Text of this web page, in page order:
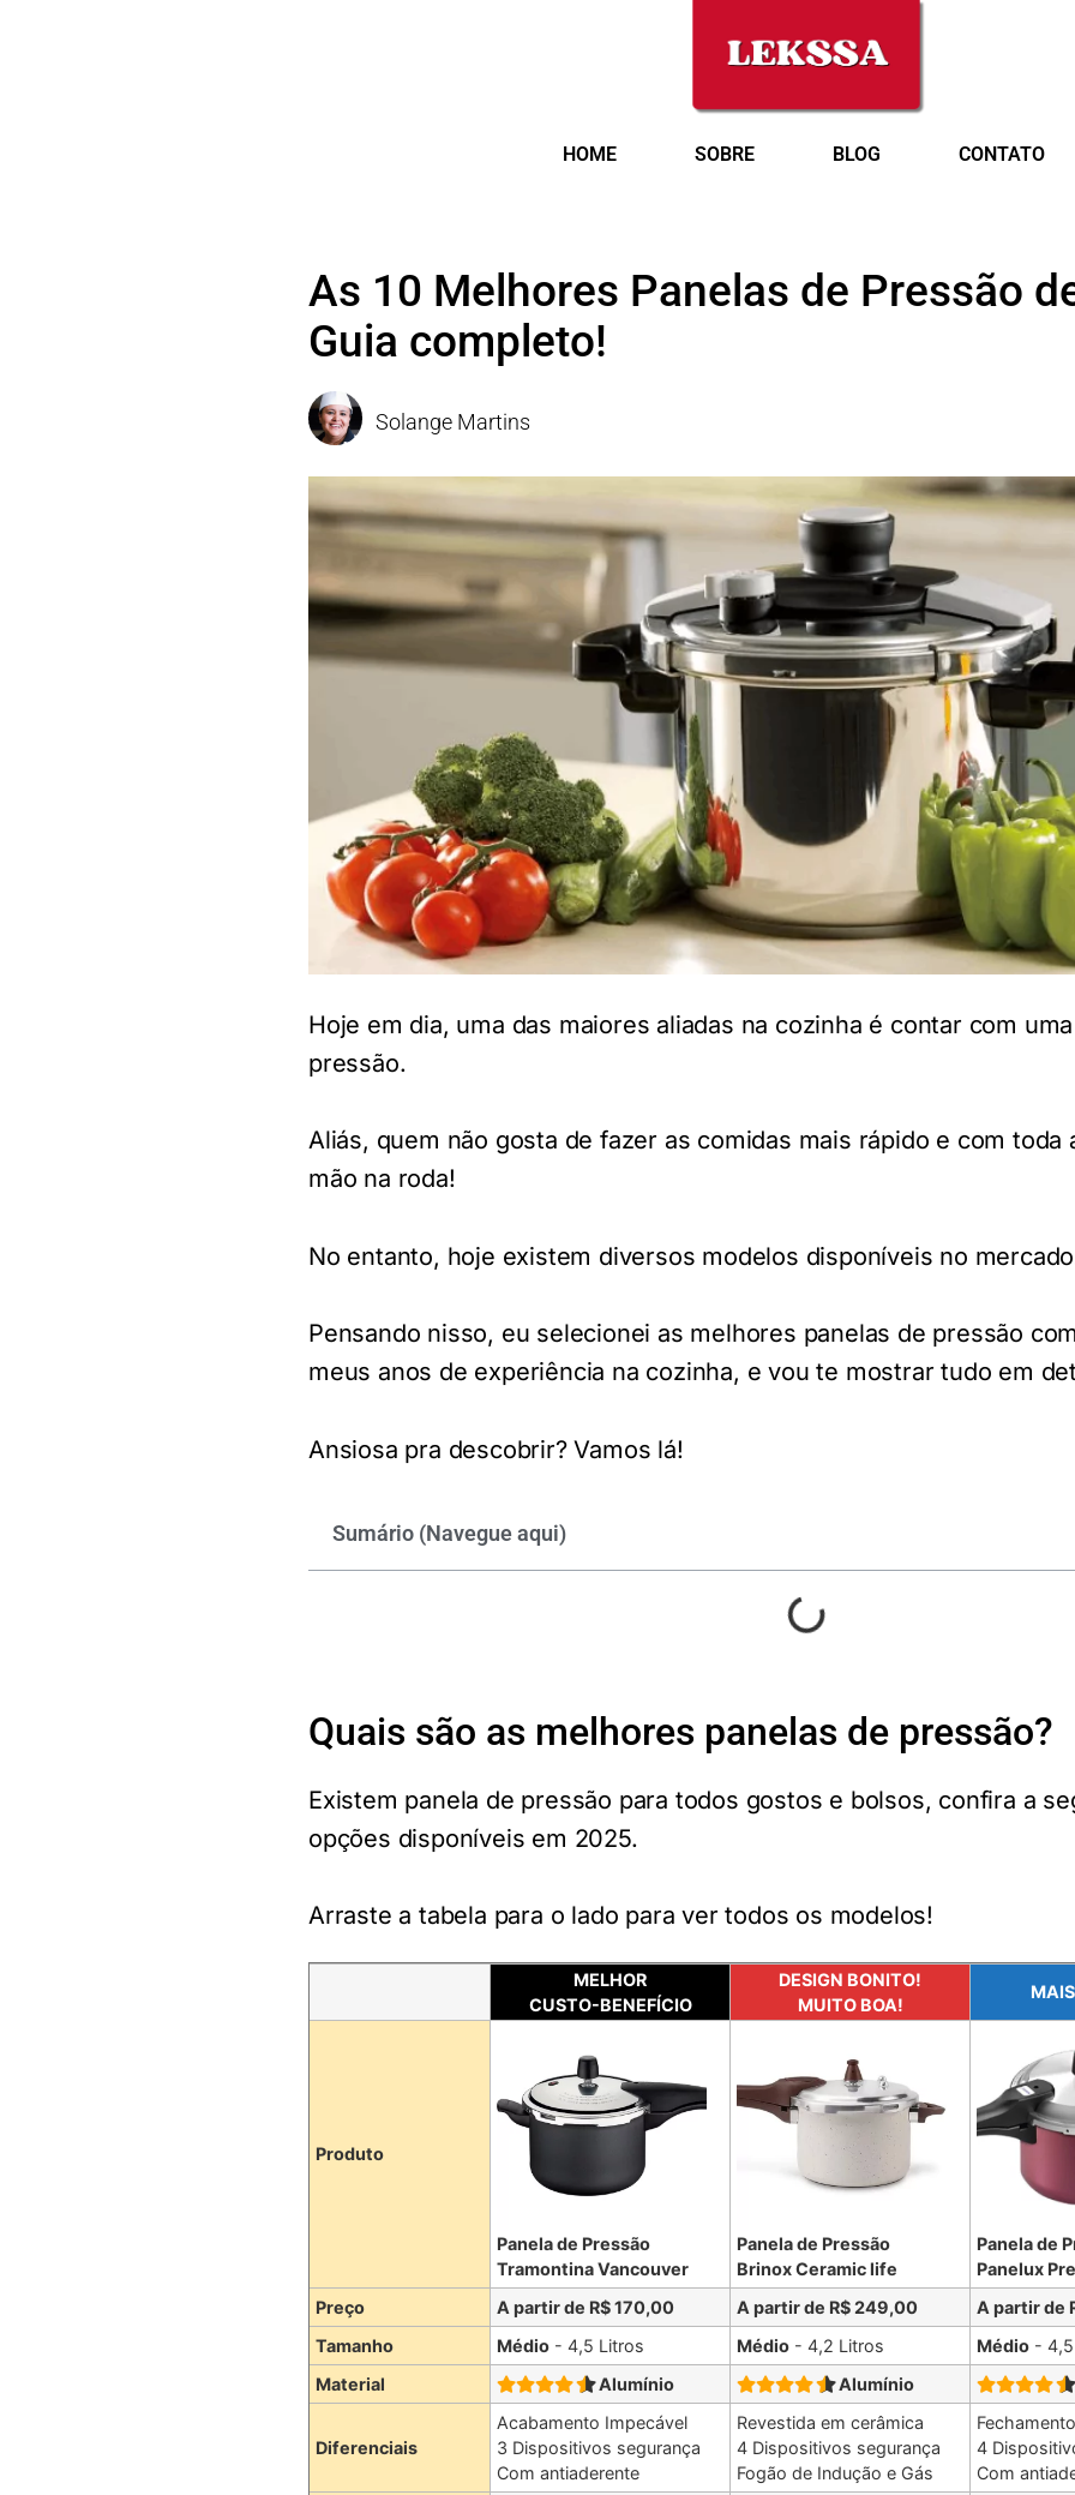
HOME SOBRE BLOG CONTATO
As 10 Melhores Panelas de Pressão
Guia completo!
Solange Martins
Hoje em dia, uma das maiores aliadas na cozinha é contar com
pressão.
Aliás, quem não gosta de fazer as comidas mais rápido e com toda
mão na roda!
No entanto, hoje existem diversos modelos disponíveis no
Pensando nisso, eu selecionei as melhores panelas de pressão
meus anos de experiência na cozinha, e vou te mostrar tudo em
Ansiosa pra descobrir?Vamos lá!
Sumário (Navegue aqui)
Quais são as melhores panelas de pressão?
Existem panela de pressão para todos gostos e bolsos, confira a
opções disponíveis em 2025.
Arraste a tabela para o lado para ver todos os modelos!
MELHOR
CUSTO-BENEFÍCIO
DESIGN BONITO!
MUITO BOA!
Produto
Panela de Pressão
Tramontina Vancouver
Panela de Pressão
Brinox Ceramic life
Panela de
Panelux
Preço
A partir de R$ 170,00 A partir de R$ 249,00 A partir de
Tamanho
Médio - 4,5 Litros Médio - 4,2 Litros Médio -
Material
Alumínio Alumínio
Diferenciais
Acabamento Impecável
3 Dispositivos segurança
Com antiaderente
Revestida em cerâmica
4 Dispositivos segurança
Fogão de Indução e Gás
4
Com